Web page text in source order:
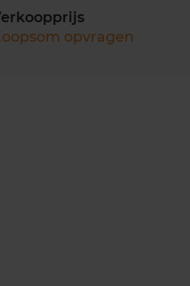
opvragen